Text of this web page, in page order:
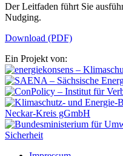
Der Leitfaden führt Sie
Nudging.
Download (PDF)
Ein Projekt von: